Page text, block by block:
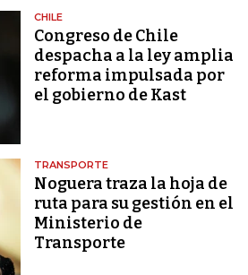
CHILE
Congreso de Chile
despacha a la ley amplia
reforma impulsada por
el gobierno de Kast
TRANSPORTE
Noguera traza la hoja de
ruta para su gestión en el
Ministerio de
Transporte